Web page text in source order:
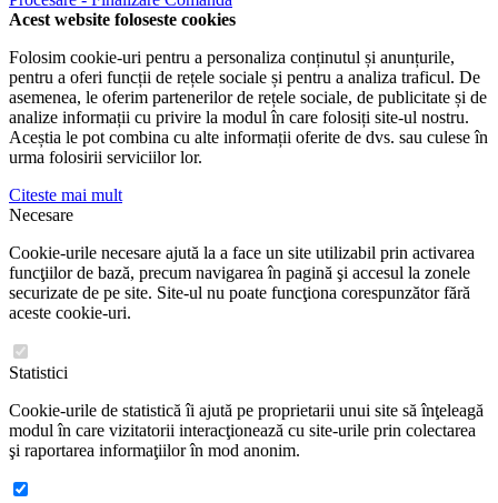
Acest website foloseste cookies
Folosim cookie-uri pentru a personaliza conținutul și anunțurile,
pentru a oferi funcții de rețele sociale și pentru a analiza traficul. De
asemenea, le oferim partenerilor de rețele sociale, de publicitate și de
analize informații cu privire la modul în care folosiți site-ul nostru.
Aceștia le pot combina cu alte informații oferite de dvs. sau culese în
urma folosirii serviciilor lor.
Citeste mai mult
Necesare
Cookie-urile necesare ajută la a face un site utilizabil prin activarea
funcţiilor de bază, precum navigarea în pagină şi accesul la zonele
securizate de pe site. Site-ul nu poate funcţiona corespunzător fără
aceste cookie-uri.
Statistici
Cookie-urile de statistică îi ajută pe proprietarii unui site să înţeleagă
modul în care vizitatorii interacţionează cu site-urile prin colectarea
şi raportarea informaţiilor în mod anonim.